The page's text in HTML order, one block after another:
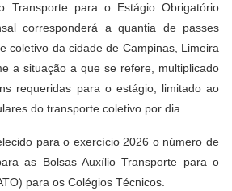
Transporte para o Estágio Obrigatório
corresponderá a quantia de passes
coletivo da cidade de Campinas, Limeira
a situação a que se refere, multiplicado
requeridas para o estágio, limitado ao
do transporte coletivo por dia.
para o exercício 2026 o número de
as Bolsas Auxílio Transporte para o
para os Colégios Técnicos.